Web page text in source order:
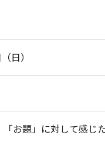
日）
お題」に対して感じ